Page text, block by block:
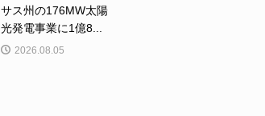
サス州の176MW太陽
光発電事業に1億8...
2026.08.05